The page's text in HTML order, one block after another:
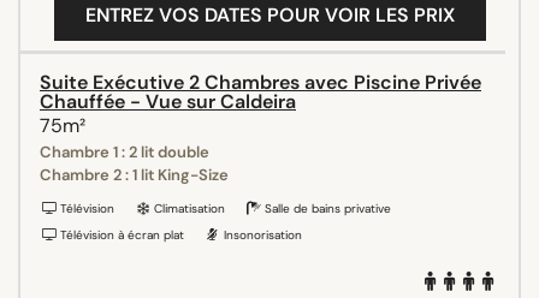
ENTREZ VOS DATES POUR VOIR LES PRIX
Suite Exécutive 2 Chambres avec Piscine Privée
Chauffée - Vue sur Caldeira
75m²
Chambre 1 : 2 lit double
Chambre 2 : 1 lit King-Size
Télévision Climatisation
Salle de bains privative
Télévision à écran plat
Insonorisation